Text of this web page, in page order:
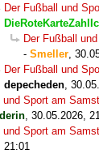
Der Fußball und
Der Fußball
- Smeller,
Der Fußball und
depecheden,
und Sport am
, 30.05.2026,
und Sport am
21:01